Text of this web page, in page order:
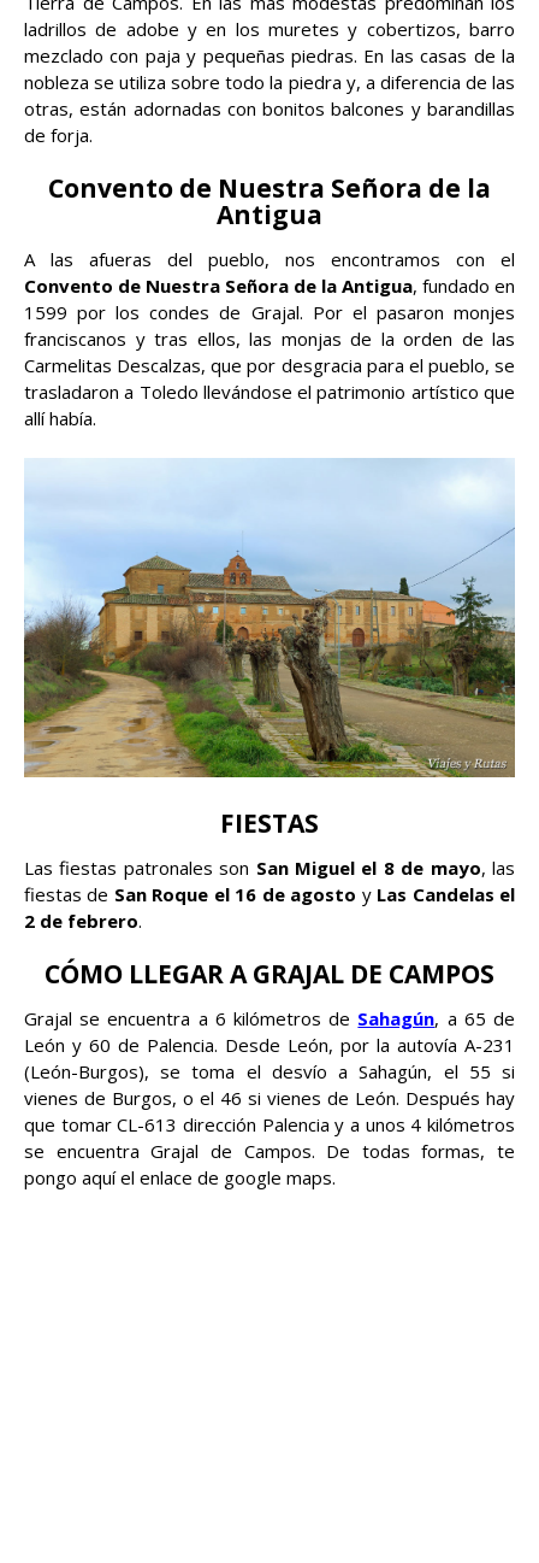
ladrillos de adobe y en los muretes y cobertizos, barro
mezclado con paja y pequeñas piedras. En las casas de la
nobleza se utiliza sobre todo la piedra y, a diferencia de las
otras, están adornadas con bonitos balcones y barandillas
de forja.
Convento de Nuestra Señora de la
Antigua
A las afueras del pueblo, nos encontramos con el
Convento de Nuestra Señora de la Antigua, fundado en
1599 por los condes de Grajal. Por el pasaron monjes
franciscanos y tras ellos, las monjas de la orden de las
Carmelitas Descalzas, que por desgracia para el pueblo, se
trasladaron a Toledo llevándose el patrimonio artístico que
allí había.
FIESTAS
Las fiestas patronales son San Miguel el 8 de mayo, las
fiestas de San Roque el 16 de agosto y Las Candelas el
2 de febrero.
CÓMO LLEGAR A GRAJAL DE CAMPOS
Grajal se encuentra a 6 kilómetros de Sahagún, a 65 de
León y 60 de Palencia. Desde León, por la autovía A-231
(León-Burgos), se toma el desvío a Sahagún, el 55 si
vienes de Burgos, o el 46 si vienes de León. Después hay
que tomar CL-613 dirección Palencia y a unos 4 kilómetros
se encuentra Grajal de Campos. De todas formas, te
pongo aquí el enlace de google maps.